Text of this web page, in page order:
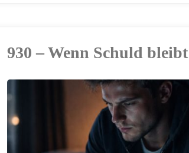
du
festhältst,
930 – Wenn Schuld bleibt